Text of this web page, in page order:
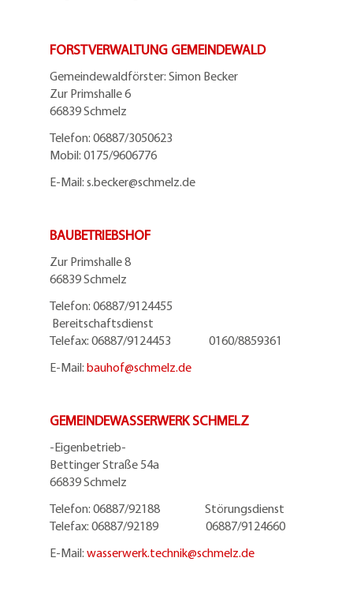
FORSTVERWALTUNG GEMEINDEWALD
Gemeindewaldförster: Simon Becker
Zur Primshalle 6
66839 Schmelz
Telefon: 06887/3050623
Mobil: 0175/9606776
E-Mail: s.becker@schmelz.de
BAUBETRIEBSHOF
Zur Primshalle 8
66839 Schmelz
Telefon: 06887/9124455
Bereitschaftsdienst
Telefax: 06887/9124453 0160/8859361
E-Mail: bauhof@schmelz.de
GEMEINDEWASSERWERK SCHMELZ
-Eigenbetrieb-
Bettinger Straße 54a
66839 Schmelz
Telefon: 06887/92188 Störungsdienst
Telefax: 06887/92189 06887/9124660
E-Mail: wasserwerk.technik@schmelz.de